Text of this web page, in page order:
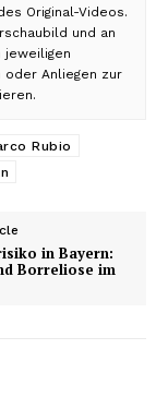
Original-Videos.
und an
jeweiligen
oder Anliegen zur
Rubio
in Bayern:
Borreliose im